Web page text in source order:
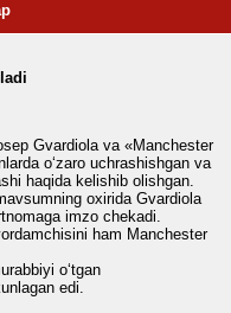
Gvardiola va «Manchester
o‘zaro uchrashishgan va
haqida kelishib olishgan.
oxirida Gvardiola
imzo chekadi.
ham Manchester
o‘tgan
edi.